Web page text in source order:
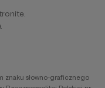
znaku słowno-graficznego